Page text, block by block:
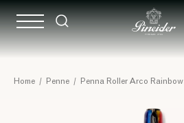
Home / Penne / Penna Roller Arco Rainbow